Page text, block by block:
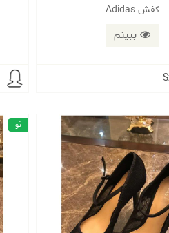
کفش Adidas
ببینم
نو